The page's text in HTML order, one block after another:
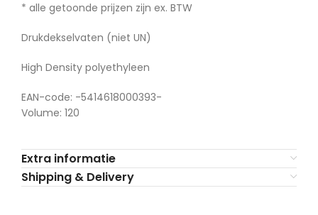
* alle getoonde prijzen zijn ex. BTW
Drukdekselvaten (niet UN)
High Density polyethyleen
EAN-code: -5414618000393-
Volume: 120
Extra informatie
Shipping & Delivery